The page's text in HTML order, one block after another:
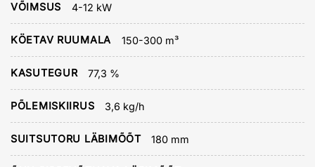
VÕIMSUS 4-12 kW
KÖETAV RUUMALA 150-300 m³
KASUTEGUR 77,3 %
PÕLEMISKIIRUS 3,6 kg/h
SUITSUTORU LÄBIMÕÕT 180 mm